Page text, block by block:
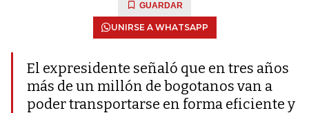
GUARDAR
UNIRSE A WHATSAPP
El expresidente señaló que en tres años
más de un millón de bogotanos van a
poder transportarse en forma eficiente y